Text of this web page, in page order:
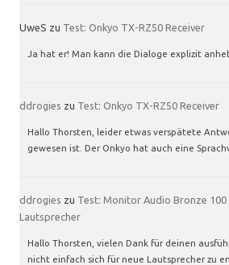
UweS zu Test: Onkyo TX-RZ50 Receiver
Ja hat er! Man kann die Dialoge explizit
ddrogies zu Test: Onkyo TX-RZ50 Receiver
Hallo Thorsten, leider etwas verspätete
gewesen ist. Der Onkyo hat auch eine
ddrogies zu Test: Monitor Audio Bronze 100
Lautsprecher
Hallo Thorsten, vielen Dank für deinen
nicht einfach sich für neue Lautsprecher zu